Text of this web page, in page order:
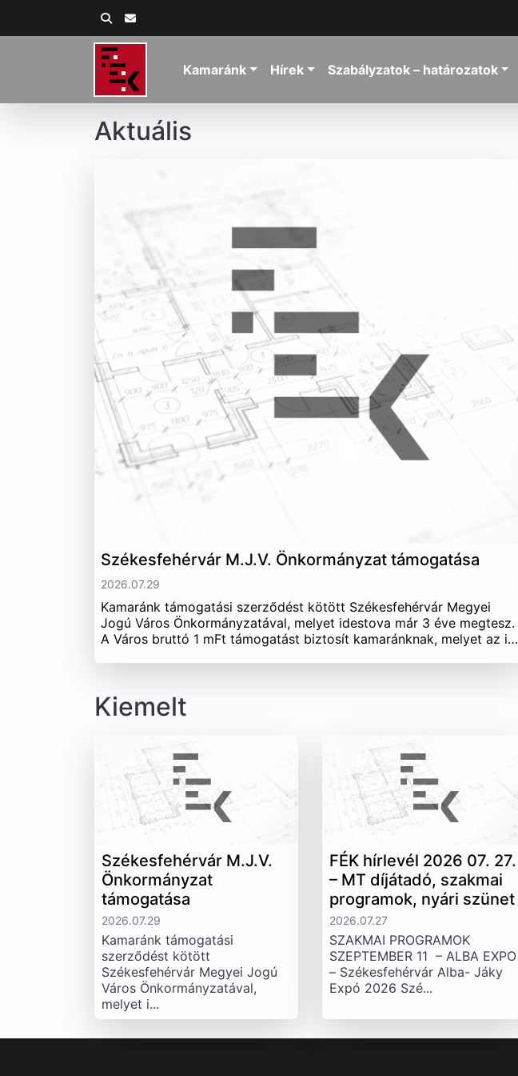
Kamaránk Hírek Szabályzatok – határozatok
Aktuális
Székesfehérvár M.J.V. Önkormányzat támogatása
2026.07.29
Kamaránk támogatási szerződést kötött Székesfehérvár Megyei
Jogú Város Önkormányzatával, melyet idestova már 3 éve megtesz.
A Város bruttó 1 mFt támogatást biztosít kamaránknak, melyet az i…
Kiemelt
Székesfehérvár M.J.V.
Önkormányzat
támogatása
2026.07.29
Kamaránk támogatási
szerződést kötött
Székesfehérvár Megyei Jogú
Város Önkormányzatával,
melyet i...
FÉK hírlevél 2026 07. 27.
– MT díjátadó, szakmai
programok, nyári szünet
2026.07.27
SZAKMAI PROGRAMOK
SZEPTEMBER 11 – ALBA EXPO
– Székesfehérvár Alba- Jáky
Expó 2026 Szé...